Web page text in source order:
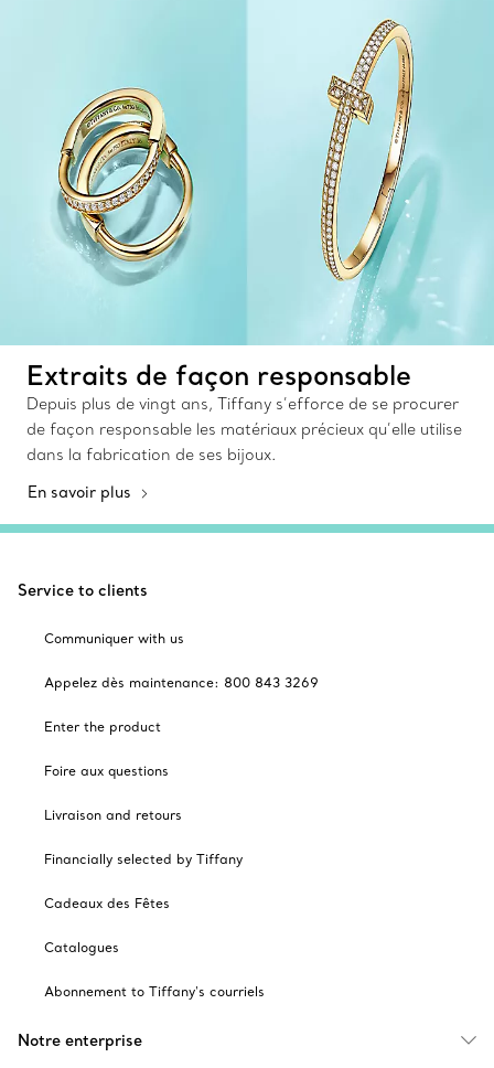
Extraits de façon responsable
Depuis plus de vingt ans, Tiffany s’efforce de se procurer
de façon responsable les matériaux précieux qu’elle utilise
dans la fabrication de ses bijoux.
En savoir plus
Service to clients
Communiquer with us
Appelez dès maintenance: 800 843 3269
Enter the product
Foire aux questions
Livraison and retours
Financially selected by Tiffany
Cadeaux des Fêtes
Catalogues
Abonnement to Tiffany's courriels
Notre enterprise